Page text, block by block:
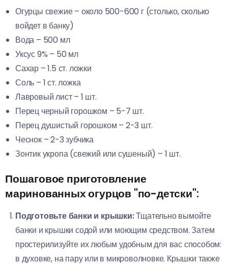
Огурцы свежие – около 500-600 г (столько, сколько
войдет в банку)
Вода – 500 мл
Уксус 9% – 50 мл
Сахар – 1.5 ст. ложки
Соль – 1 ст. ложка
Лавровый лист – 1 шт.
Перец черный горошком – 5-7 шт.
Перец душистый горошком – 2-3 шт.
Чеснок – 2-3 зубчика
Зонтик укропа (свежий или сушеный) – 1 шт.
Пошаговое приготовление
маринованных огурцов "по-детски":
Подготовьте банки и крышки:Тщательно вымойте
банки и крышки содой или моющим средством. Затем
простерилизуйте их любым удобным для вас способом:
в духовке, на пару или в микроволновке. Крышки также